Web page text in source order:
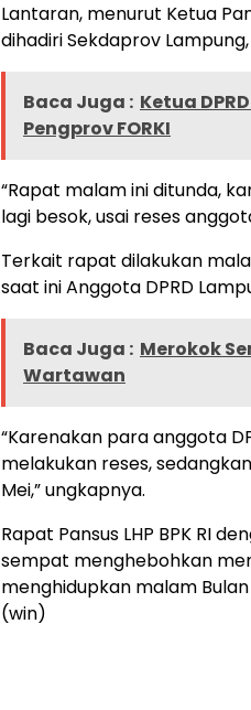
Lantaran, menurut Ketua
dihadiri Sekdaprov
Baca Juga : Ketua
Pengprov FORKI
“Rapat malam ini ditunda,
lagi besok, usai reses
Terkait rapat dilakukan
saat ini Anggota DPRD
Baca Juga : Merokok
Wartawan
“Karenakan para anggota
melakukan reses,
Mei,” ungkapnya.
Rapat Pansus LHP BPK RI
sempat menghebohkan
menghidupkan malam
(win)